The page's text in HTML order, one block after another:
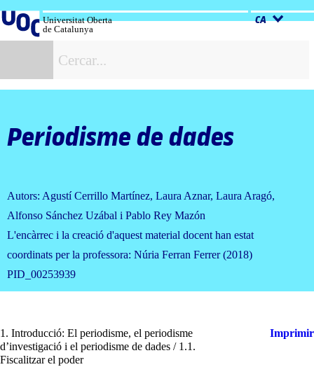
al
contingut
Universitat Oberta
de Catalunya
CA
Periodisme de dades
Autors: Agustí Cerrillo Martínez, Laura Aznar, Laura Aragó,
Alfonso Sánchez Uzábal i Pablo Rey Mazón
L'encàrrec i la creació d'aquest material docent han estat
coordinats per la professora: Núria Ferran Ferrer (2018)
PID_00253939
1. Introducció: El periodisme, el periodisme
d’investigació i el periodisme de dades / 1.1.
Fiscalitzar el poder
Imprimir